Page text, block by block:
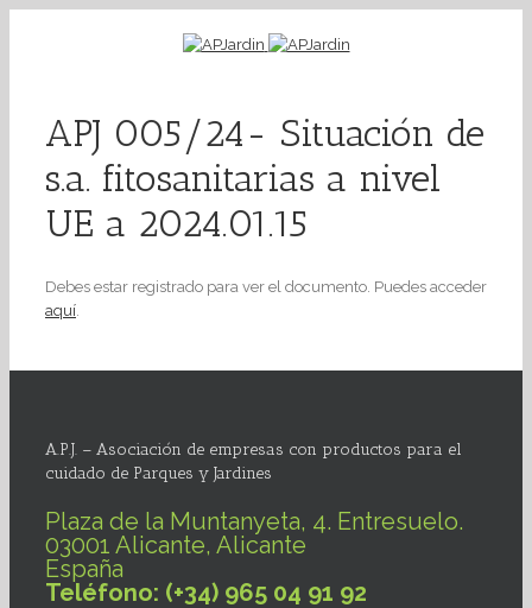
APJ 005/24- Situación de
s.a. fitosanitarias a nivel
UE a 2024.01.15
Debes estar registrado para ver el documento. Puedes acceder
aquí.
A.P.J. – Asociación de empresas con productos para el
cuidado de Parques y Jardines
Plaza de la Muntanyeta, 4. Entresuelo.
03001 Alicante, Alicante
España
Teléfono: (+34) 965 04 91 92